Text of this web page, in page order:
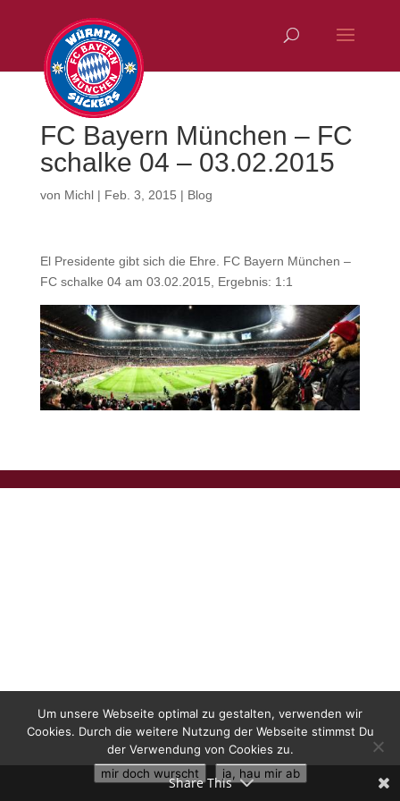
FC Bayern München – FC
schalke 04 – 03.02.2015
von Michl| Feb. 3, 2015 | Blog
El Presidente gibt sich die Ehre. FC Bayern München –
FC schalke 04 am 03.02.2015, Ergebnis: 1:1
Share This
Um unsere Webseite optimal zu gestalten, verwenden wir
Cookies. Durch die weitere Nutzung der Webseite stimmst Du
der Verwendung von Cookies zu.
mir doch wurscht
ja, hau mir ab